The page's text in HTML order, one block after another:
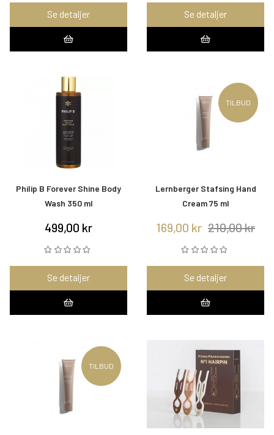
Se detaljer Se detaljer
Philip B Forever Shine Body
Wash 350 ml
499,00 kr
Se detaljer
TILBUD
Lernberger Stafsing Hand
Cream 75 ml
169,00 kr 210,00 kr
Se detaljer
TILBUD